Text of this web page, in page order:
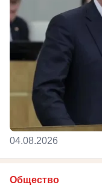
04.08.2026
Общество